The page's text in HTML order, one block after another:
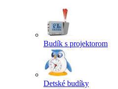
Budík s projektorom
Detské budíky